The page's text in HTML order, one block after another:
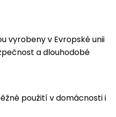
vyrobeny v Evropské unii
a dlouhodobé
použití v domácnosti i